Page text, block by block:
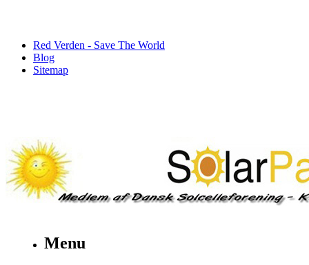
Red Verden - Save The World
Blog
Sitemap
Menu